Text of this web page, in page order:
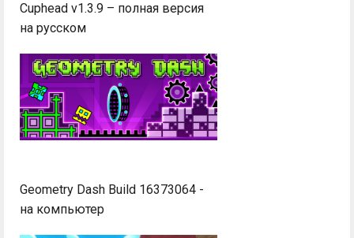
Cuphead v1.3.9 – полная версия
на русском
Geometry Dash Build 16373064 -
на компьютер